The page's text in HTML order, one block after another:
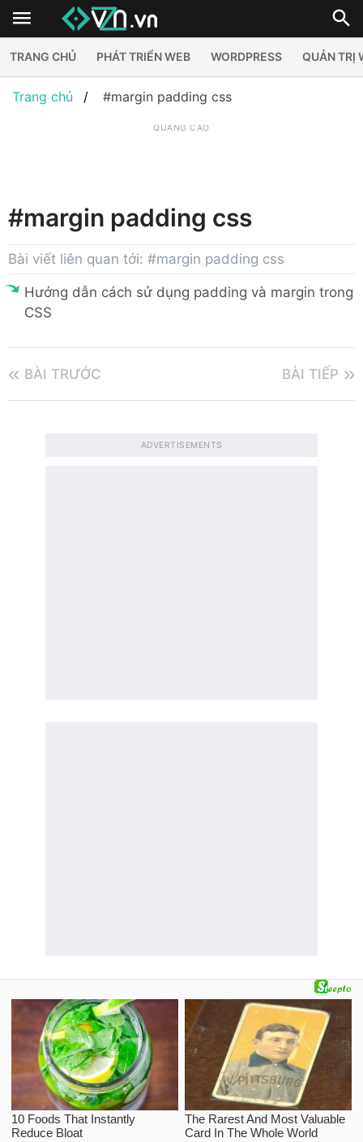
TRANG CHỦ PHÁT TRIỂN WEB WORDPRESS QUẢN TRỊ
Trang chủ #margin padding css
QUẢNG CÁO
#margin padding css
Bài viết liên quan tới: #margin padding css
Hướng dẫn cách sử dụng padding và margin trong
CSS
BÀI TRƯỚC BÀI TIẾP
ADVERTISEMENTS